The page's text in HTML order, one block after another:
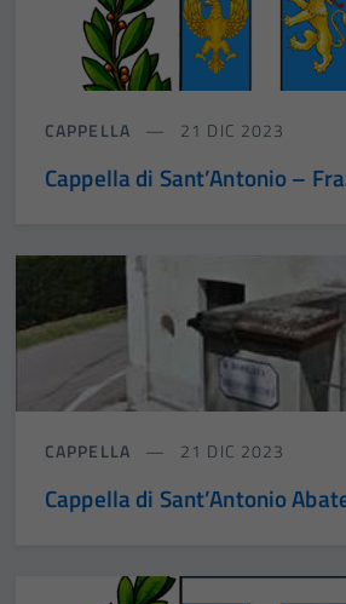
CAPPELLA 21 DIC 2023
Cappella di Sant’Antonio –
CAPPELLA 21 DIC 2023
Cappella di Sant’Antonio